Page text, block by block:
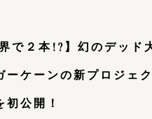
で２本!?】幻のデッド
ーケーンの新プロジェ
公開！